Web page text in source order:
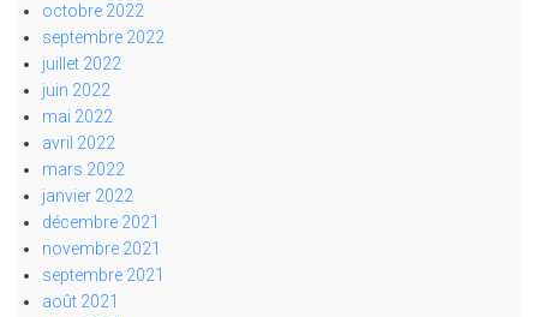
octobre 2022
septembre 2022
juillet 2022
juin 2022
mai 2022
avril 2022
mars 2022
janvier 2022
décembre 2021
novembre 2021
septembre 2021
août 2021